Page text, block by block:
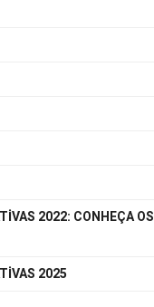
2022: CONHEÇA OS
2025